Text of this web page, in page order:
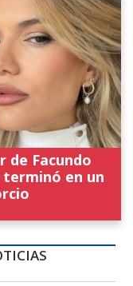
de Facundo
terminó en un